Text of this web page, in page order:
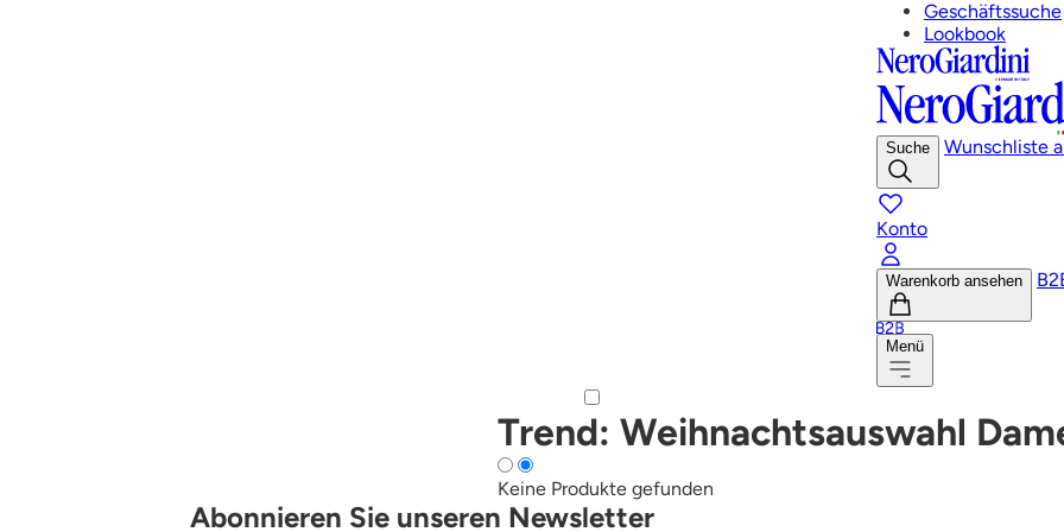
Geschäftssuche
Lookbook
Suche Wunschliste
Konto
Warenkorb ansehen
Menü
Trend: Weihnachtsauswahl
Keine Produkte gefunden
Abonnieren Sie unseren Newsletter